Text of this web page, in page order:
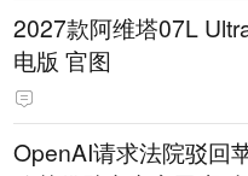
2027款阿维塔07L
电版 官图
OpenAI请求法院驳回